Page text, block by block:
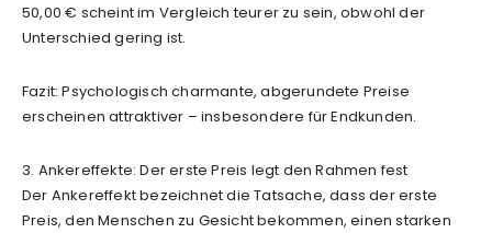
50,00 € scheint im Vergleich teurer zu sein, obwohl der
Unterschied gering ist.
Fazit: Psychologisch charmante, abgerundete Preise
erscheinen attraktiver – insbesondere für Endkunden.
3. Ankereffekte: Der erste Preis legt den Rahmen fest
Der Ankereffekt bezeichnet die Tatsache, dass der erste
Preis, den Menschen zu Gesicht bekommen, einen starken